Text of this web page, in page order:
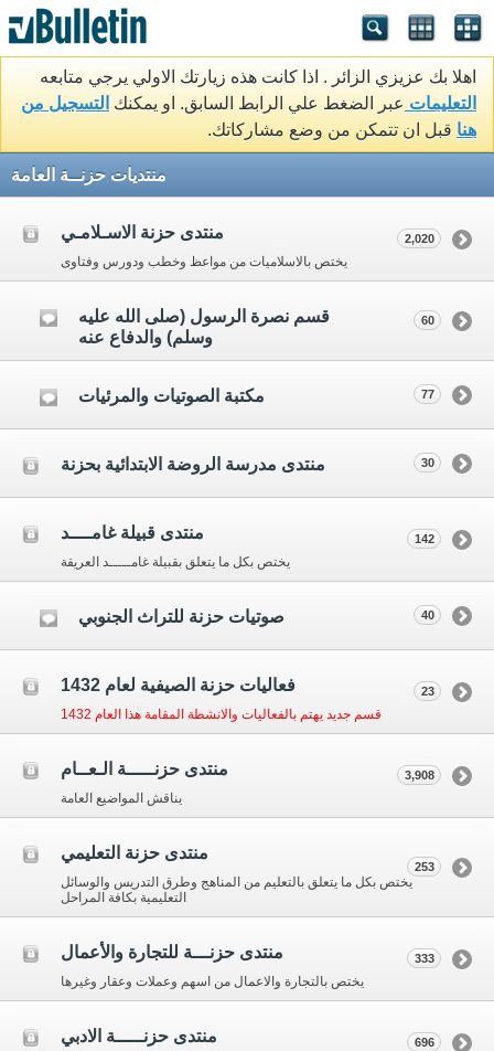
اهلا بك عزيزي الزائر . اذا كانت هذه زيارتك الاولي يرجي متابعه
التعليمات عبر الضغط علي الرابط السابق. او يمكنك التسجيل من
هنا قبل ان تتمكن من وضع مشاركاتك.
منتديات حزنــة العامة
منتدى حزنة الاسـلامـي
يختص بالاسلاميات من مواعظ وخطب ودورس وفتاوى
2,020
قسم نصرة الرسول (صلى الله عليه
وسلم) والدفاع عنه
60
مكتبة الصوتيات والمرئيات 77
منتدى مدرسة الروضة الابتدائية بحزنة 30
منتدى قبيلة غامــــد
يختص بكل ما يتعلق بقبيلة غامـــــد العريقة
142
صوتيات حزنة للتراث الجنوبي 40
فعاليات حزنة الصيفية لعام 1432
قسم جديد يهتم بالفعاليات والانشطة المقامة هذا العام 1432
23
منتدى حزنـــــة الـعــام
يناقش المواضيع العامة
3,908
منتدى حزنة التعليمي
يختص بكل ما يتعلق بالتعليم من المناهج وطرق التدريس والوسائل
التعليمية بكافة المراحل
253
منتدى حزنـــة للتجارة والأعمال
يختص بالتجارة والاعمال من اسهم وعملات وعقار وغيرها
333
منتدى حزنـــــة الادبي 696